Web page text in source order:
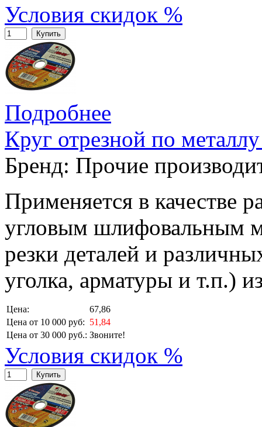
Условия скидок %
Купить
Подробнее
Круг отрезной по
Бренд: Прочие
Применяется в качестве
угловым шлифовальным
резки деталей и
уголка, арматуры и т.п.)
Цена:
67,86
Цена от 10 000 руб: 51,84
Цена от 30 000 руб.: Звоните!
Условия скидок %
Купить